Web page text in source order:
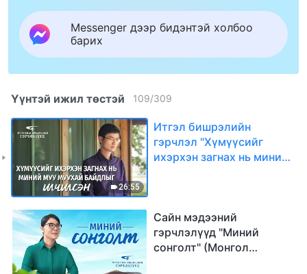
Messenger дээр бидэнтэй холбоо
барих
Үүнтэй ижил төстэй 109/309
26:55
Итгэл бишрэлийн
гэрчлэл "Хүмүүсийг
ихэрхэн загнах нь миний
Сайн мэдээний
гэрчлэлүүд "Миний
сонголт" (Mонгол